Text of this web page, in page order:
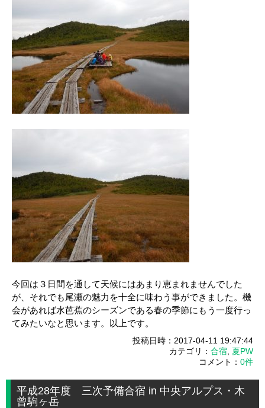
今回は３日間を通して天候にはあまり恵まれませんでした
が、それでも尾瀬の魅力を十全に味わう事ができました。機
会があれば水芭蕉のシーズンである春の季節にもう一度行っ
てみたいなと思います。以上です。
投稿日時：2017-04-11 19:47:44
カテゴリ： 合宿 夏PW
コメント： 0件
平成28年度 三次予備合宿 in 中央アルプス・木
曾駒ヶ岳